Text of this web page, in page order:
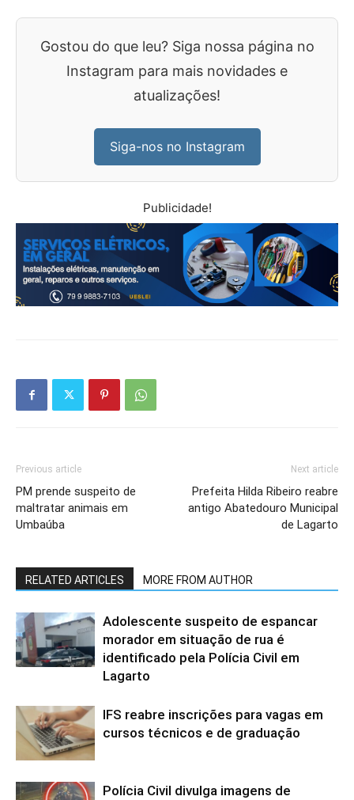
Gostou do que leu? Siga nossa página no
Instagram para mais novidades e
atualizações!
Siga-nos no Instagram
Publicidade!
Previous article
PM prende suspeito de
maltratar animais em
Umbaúba
Next article
Prefeita Hilda Ribeiro reabre
antigo Abatedouro Municipal
de Lagarto
RELATED ARTICLES MORE FROM AUTHOR
Adolescente suspeito de espancar
morador em situação de rua é
identificado pela Polícia Civil em
Lagarto
IFS reabre inscrições para vagas em
cursos técnicos e de graduação
Polícia Civil divulga imagens de